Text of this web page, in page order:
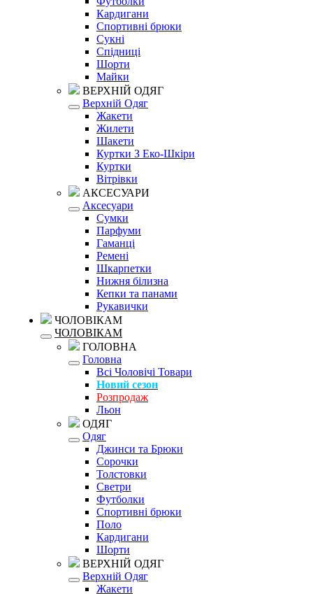
Кардигани
Спортивні брюки
Сукні
Спідниці
Шорти
Майки
ВЕРХНІЙ ОДЯГ
Верхній Одяг
Жакети
Жилети
Шакети
Куртки З Еко-Шкіри
Куртки
Вітрівки
АКСЕСУАРИ
Аксесуари
Сумки
Парфуми
Гаманці
Ремені
Шкарпетки
Нижня білизна
Кепки та панами
Рукавички
ЧОЛОВІКАМ
ЧОЛОВІКАМ
ГОЛОВНА
Головна
Всі Чоловічі Товари
Новий сезон
Розпродаж
Льон
ОДЯГ
Одяг
Джинси та Брюки
Сорочки
Толстовки
Светри
Футболки
Спортивні брюки
Поло
Кардигани
Шорти
ВЕРХНІЙ ОДЯГ
Верхній Одяг
Жакети